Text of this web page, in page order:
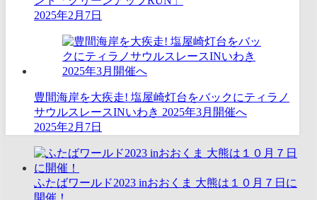
2025年2月7日
豊間海岸を大疾走! ​塩屋崎灯台をバックにティラノ
サウルスレースINいわき 2025年3月開催へ
2025年2月7日
ふたばワールド2023 inおおくま 大熊は１０月７日に
開催！